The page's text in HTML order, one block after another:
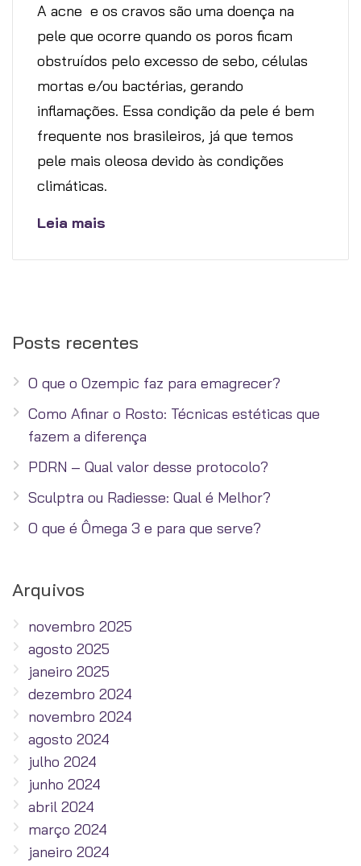
A acne e os cravos são uma doença na
pele que ocorre quando os poros ficam
obstruídos pelo excesso de sebo, células
mortas e/ou bactérias, gerando
inflamações. Essa condição da pele é bem
frequente nos brasileiros, já que temos
pele mais oleosa devido às condições
climáticas.
Leia mais
Posts recentes
O que o Ozempic faz para emagrecer?
Como Afinar o Rosto: Técnicas estéticas que
fazem a diferença
PDRN – Qual valor desse protocolo?
Sculptra ou Radiesse: Qual é Melhor?
O que é Ômega 3 e para que serve?
Arquivos
novembro 2025
agosto 2025
janeiro 2025
dezembro 2024
novembro 2024
agosto 2024
julho 2024
junho 2024
abril 2024
março 2024
janeiro 2024